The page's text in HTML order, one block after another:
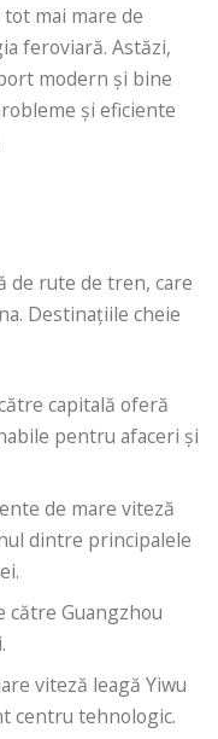
mai mare de
feroviară. Astăzi,
modern și bine
și eficiente
de rute de tren, care
Destinațiile cheie
capitală oferă
pentru afaceri și
de mare viteză
dintre principalele
către Guangzhou
viteză leagă Yiwu
centru tehnologic.